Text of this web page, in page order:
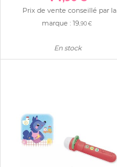
Prix de vente conseillé par la
marque : 19 ,90 €
En stock